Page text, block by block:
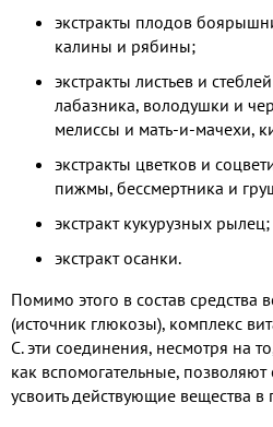
экстракты плодов
калины и рябины;
экстракты листьев и
лабазника, володушки и
мелиссы и мать-и-мачехи,
экстракты цветков и
пижмы, бессмертника и
экстракт кукурузных рылец;
экстракт осанки.
Помимо этого в состав средства
(источник глюкозы), комплекс
С. эти соединения, несмотря на
как вспомогательные, позволяют
усвоить действующие вещества